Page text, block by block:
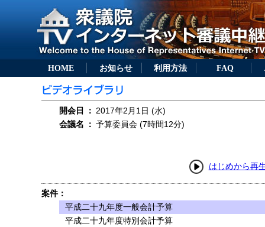
HOME お知らせ 利用方法 FAQ
開会日 ： 2017年2月1日 (水)
会議名
： 予算委員会 (7時間12分)
はじめから再
案件：
平成二十九年度一般会計予算
平成二十九年度特別会計予算